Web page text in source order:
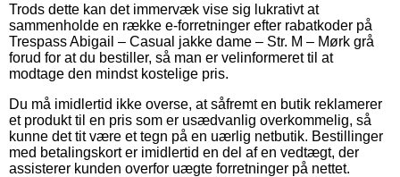
Trods dette kan det immervæk vise sig lukrativt at
sammenholde en række e-forretninger efter rabatkoder på
Trespass Abigail – Casual jakke dame – Str. M – Mørk grå
forud for at du bestiller, så man er velinformeret til at
modtage den mindst kostelige pris.
Du må imidlertid ikke overse, at såfremt en butik reklamerer
et produkt til en pris som er usædvanlig overkommelig, så
kunne det tit være et tegn på en uærlig netbutik. Bestillinger
med betalingskort er imidlertid en del af en vedtægt, der
assisterer kunden overfor uægte forretninger på nettet.